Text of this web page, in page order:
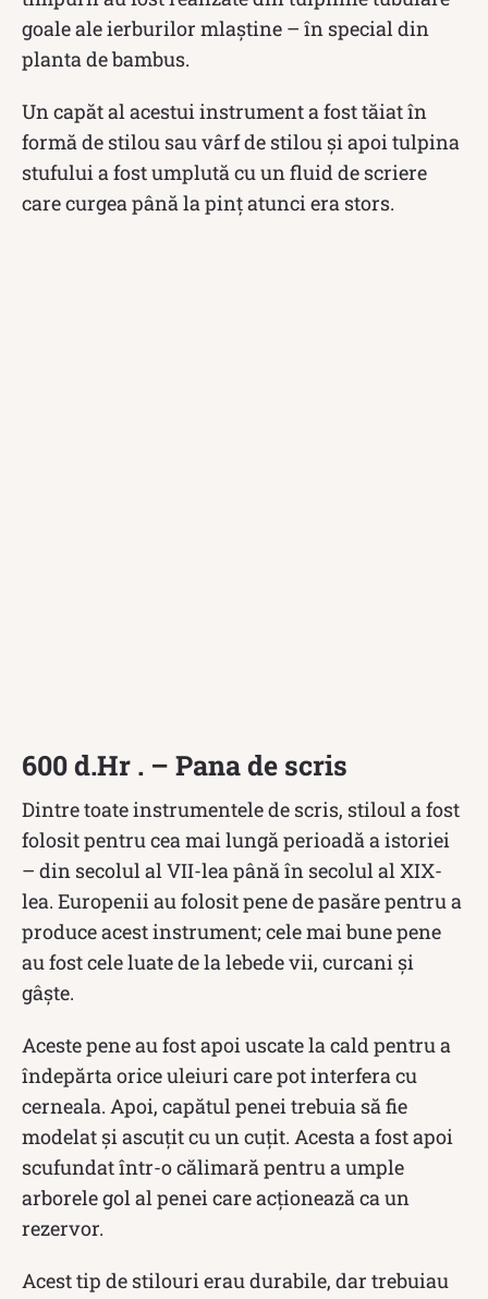
goale ale ierburilor mlaștine – în special din
planta de bambus.
Un capăt al acestui instrument a fost tăiat în
formă de stilou sau vârf de stilou și apoi tulpina
stufului a fost umplută cu un fluid de scriere
care curgea până la pinț atunci era stors.
600 d.Hr . – Pana de scris
Dintre toate instrumentele de scris, stiloul a fost
folosit pentru cea mai lungă perioadă a istoriei
– din secolul al VII-lea până în secolul al XIX-
lea. Europenii au folosit pene de pasăre pentru a
produce acest instrument; cele mai bune pene
au fost cele luate de la lebede vii, curcani și
gâște.
Aceste pene au fost apoi uscate la cald pentru a
îndepărta orice uleiuri care pot interfera cu
cerneala. Apoi, capătul penei trebuia să fie
modelat și ascuțit cu un cuțit. Acesta a fost apoi
scufundat într-o călimară pentru a umple
arborele gol al penei care acționează ca un
rezervor.
Acest tip de stilouri erau durabile, dar trebuiau